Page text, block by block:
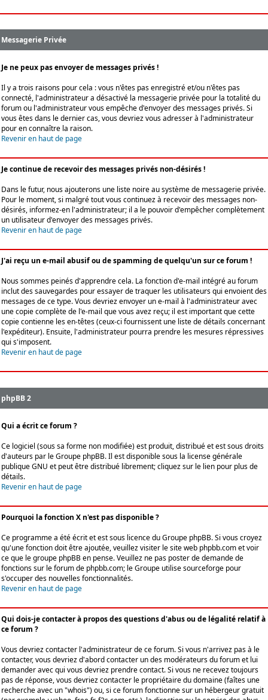
Messagerie Privée
Je ne peux pas envoyer de messages privés !
Il y a trois raisons pour cela : vous n'êtes pas enregistré et/ou n'êtes pas
connecté, l'administrateur a désactivé la messagerie privée pour la totalité du
forum ou l'administrateur vous empêche d'envoyer des messages privés. Si
vous êtes dans le dernier cas, vous devriez vous adresser à l'administrateur
pour en connaître la raison.
Revenir en haut de page
Je continue de recevoir des messages privés non-désirés !
Dans le futur, nous ajouterons une liste noire au système de messagerie privée.
Pour le moment, si malgré tout vous continuez à recevoir des messages non-
désirés, informez-en l'administrateur; il a le pouvoir d'empêcher complètement
un utilisateur d'envoyer des messages privés.
Revenir en haut de page
J'ai reçu un e-mail abusif ou de spamming de quelqu'un sur ce forum !
Nous sommes peinés d'apprendre cela. La fonction d'e-mail intégré au forum
inclut des sauvegardes pour essayer de traquer les utilisateurs qui envoient des
messages de ce type. Vous devriez envoyer un e-mail à l'administrateur avec
une copie complète de l'e-mail que vous avez reçu; il est important que cette
copie contienne les en-têtes (ceux-ci fournissent une liste de détails concernant
l'expéditeur). Ensuite, l'administrateur pourra prendre les mesures répressives
qui s'imposent.
Revenir en haut de page
phpBB 2
Qui a écrit ce forum ?
Ce logiciel (sous sa forme non modifiée) est produit, distribué et est sous droits
d'auteurs par leGroupe phpBB. Il est disponible sous la license générale
publique GNU et peut être distribué librement; cliquez sur le lien pour plus de
détails.
Revenir en haut de page
Pourquoi la fonction X n'est pas disponible ?
Ce programme a été écrit et est sous licence du Groupe phpBB. Si vous croyez
qu'une fonction doit être ajoutée, veuillez visiter le site web phpbb.com et voir
ce que le groupe phpBB en pense. Veuillez ne pas poster de demande de
fonctions sur le forum de phpbb.com; le Groupe utilise sourceforge pour
s'occuper des nouvelles fonctionnalités.
Revenir en haut de page
Qui dois-je contacter à propos des questions d'abus ou de légalité relatif à
ce forum ?
Vous devriez contacter l'administrateur de ce forum. Si vous n'arrivez pas à le
contacter, vous devriez d'abord contacter un des modérateurs du forum et lui
demander avec qui vous devriez prendre contact. Si vous ne recevez toujours
pas de réponse, vous devriez contacter le propriétaire du domaine (faîtes une
recherche avec un "whois") ou, si ce forum fonctionne sur un hébergeur gratuit